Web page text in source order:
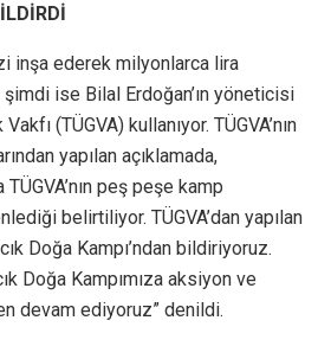
inşa ederek milyonlarca lira
şimdi ise Bilal Erdoğan’ın yöneticisi
(TÜGVA) kullanıyor. TÜGVA’nın
yapılan açıklamada,
TÜGVA’nın peş peşe kamp
belirtiliyor. TÜGVA’dan yapılan
Doğa Kampı’ndan bildiriyoruz.
Doğa Kampımıza aksiyon ve
devam ediyoruz” denildi.